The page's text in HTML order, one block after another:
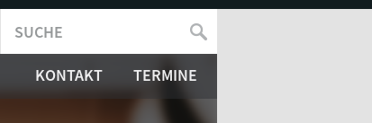
SUCHFORMULAR
SUCHE
KONTAKT TERMINE